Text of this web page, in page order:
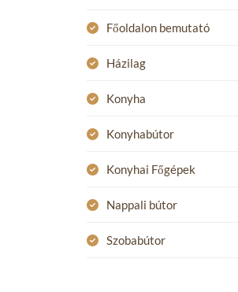
Főoldalon bemutató
Házilag
Konyha
Konyhabútor
Konyhai Főgépek
Nappali bútor
Szobabútor